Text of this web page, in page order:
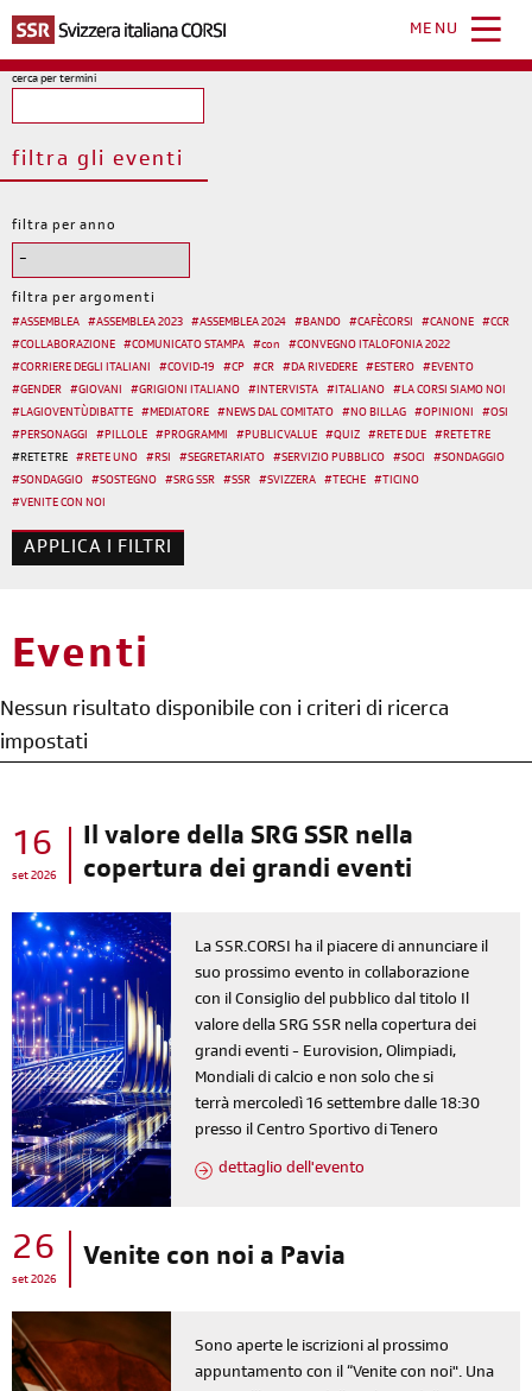
contenuto
principale
MENU
cerca per termini
filtra gli eventi
filtra per anno
filtra per argomenti
#ASSEMBLEA #ASSEMBLEA 2023 #ASSEMBLEA 2024 #BANDO #CAFÈCORSI #CANONE #CCR
#COLLABORAZIONE #COMUNICATO STAMPA #con #CONVEGNO ITALOFONIA 2022
#CORRIERE DEGLI ITALIANI #COVID-19 #CP #CR #DA RIVEDERE #ESTERO #EVENTO
#GENDER #GIOVANI #GRIGIONI ITALIANO #INTERVISTA #ITALIANO #LA CORSI SIAMO NOI
#LAGIOVENTÙDIBATTE #MEDIATORE #NEWS DAL COMITATO #NO BILLAG #OPINIONI #OSI
#PERSONAGGI #PILLOLE #PROGRAMMI #PUBLIC VALUE #QUIZ #RETE DUE #RETE TRE
#RETE TRE #RETE UNO #RSI #SEGRETARIATO #SERVIZIO PUBBLICO #SOCI #SONDAGGIO
#SONDAGGIO #SOSTEGNO #SRG SSR #SSR #SVIZZERA # TECHE # TICINO
#VENITE CON NOI
Eventi
Nessun risultato disponibile con i criteri di ricerca
impostati
16
set 2026
Il valore della SRG SSR nella
copertura dei grandi eventi
La SSR.CORSI ha il piacere di annunciare il
suo prossimo evento in collaborazione
con il Consiglio del pubblico dal titolo Il
valore della SRG SSR nella copertura dei
grandi eventi - Eurovision, Olimpiadi,
Mondiali di calcio e non solo che si
terrà mercoledì 16 settembre dalle 18:30
presso il Centro Sportivo di Tenero
dettaglio dell'evento
26
set 2026
Venite con noi a Pavia
Sono aperte le iscrizioni al prossimo
appuntamento con il “Venite con noi". Una